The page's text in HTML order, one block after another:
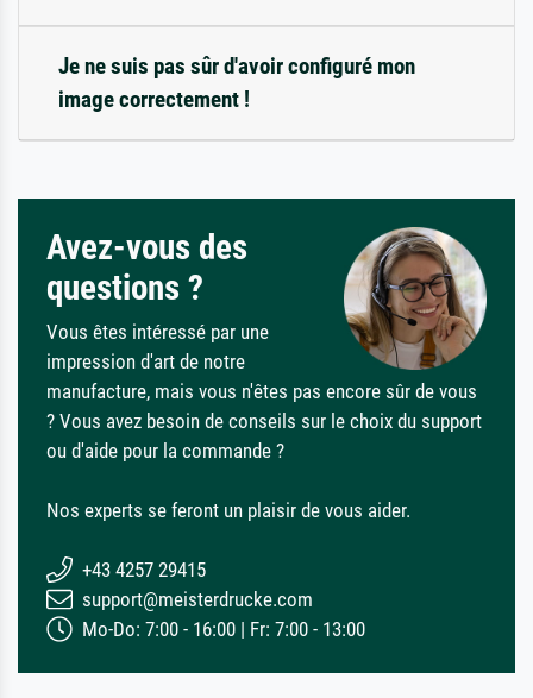
Je ne suis pas sûr d'avoir configuré mon
image correctement !
Avez-vous des
questions ?
Vous êtes intéressé par une
impression d'art de notre
manufacture, mais vous n'êtes pas encore sûr de vous
? Vous avez besoin de conseils sur le choix du support
ou d'aide pour la commande ?
Nos experts se feront un plaisir de vous aider.
+43 4257 29415
support@meisterdrucke.com
Mo-Do: 7:00 - 16:00 | Fr: 7:00 - 13:00